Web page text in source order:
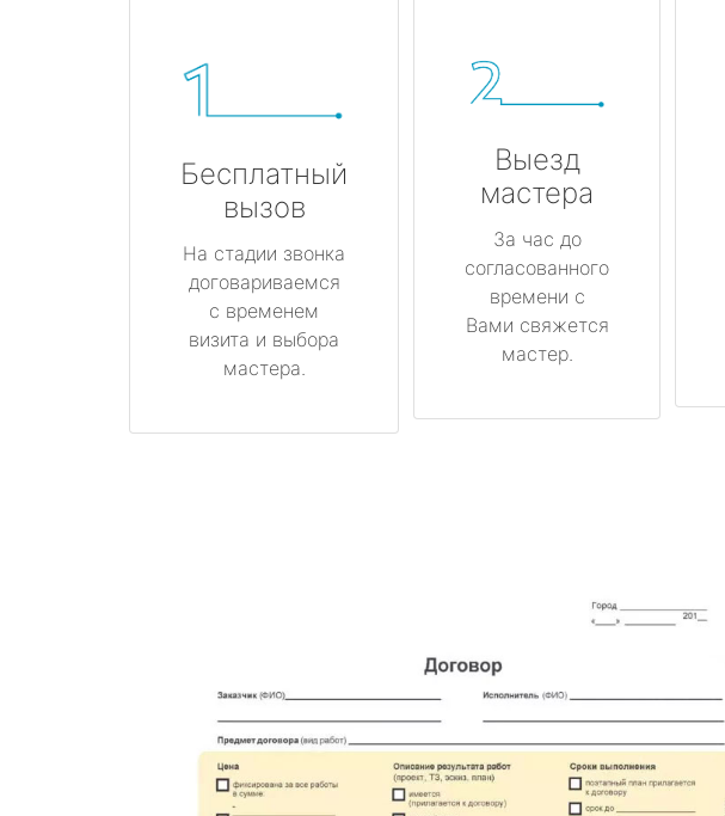
Бесплатный
вызов
На стадии звонка
договариваемся
с временем
визита и выбора
мастера.
Выезд
мастера
За час до
согласованного
времени с
Вами свяжется
мастер.